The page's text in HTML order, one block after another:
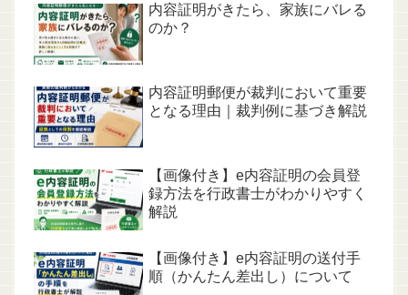
内容証明がきたら、家族にバレる
のか？
内容証明郵便が裁判において重要
となる理由｜裁判例に基づき解説
【画像付き】e内容証明の会員登
録方法を行政書士がわかりやすく
解説
【画像付き】e内容証明の送付手
順（かんたん差出し）について